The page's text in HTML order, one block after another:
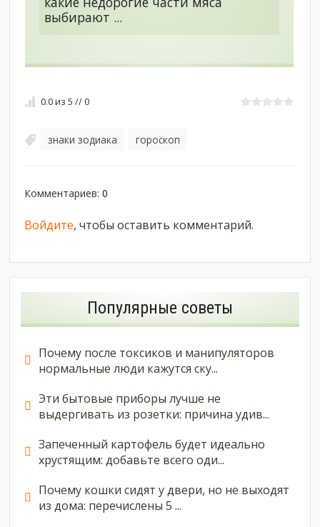
выбирают ...
0.0из5 // 0
знаки зодиака гороскоп
Комментариев:0
Войдите, чтобы оставить комментарий.
Популярные советы
Почему после токсиков и манипуляторов
нормальные люди кажутся ску...
Эти бытовые приборы лучше не
выдергивать из розетки: причина удив...
Запеченный картофель будет идеально
хрустящим: добавьте всего оди...
Почему кошки сидят у двери, но не выходят
из дома: перечислены 5 ...